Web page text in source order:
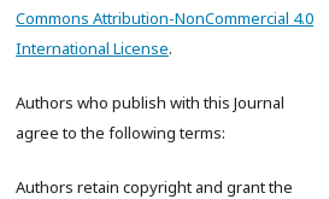
Commons Attribution-NonCommercial 4.0
International License.
Authors who publish with this Journal
agree to the following terms:
Authors retain copyright and grant the